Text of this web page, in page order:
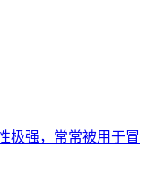
极强，常常被用于冒